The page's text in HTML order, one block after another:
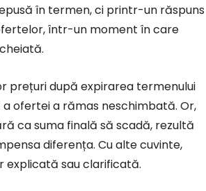
în termen, ci printr-un răspuns
într-un moment în care
prețuri după expirarea termenului
ofertei a rămas neschimbată. Or,
ca suma finală să scadă, rezultă
diferența. Cu alte cuvinte,
explicată sau clarificată.